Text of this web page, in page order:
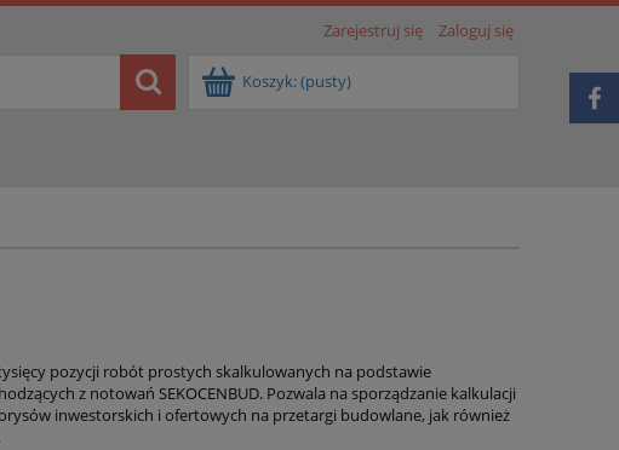
Zarejestruj się Zaloguj się
Koszyk:(pusty)
pozycji robót prostych skalkulowanych na podstawie
z notowań SEKOCENBUD. Pozwala na sporządzanie kalkulacji
inwestorskich i ofertowych na przetargi budowlane, jak również